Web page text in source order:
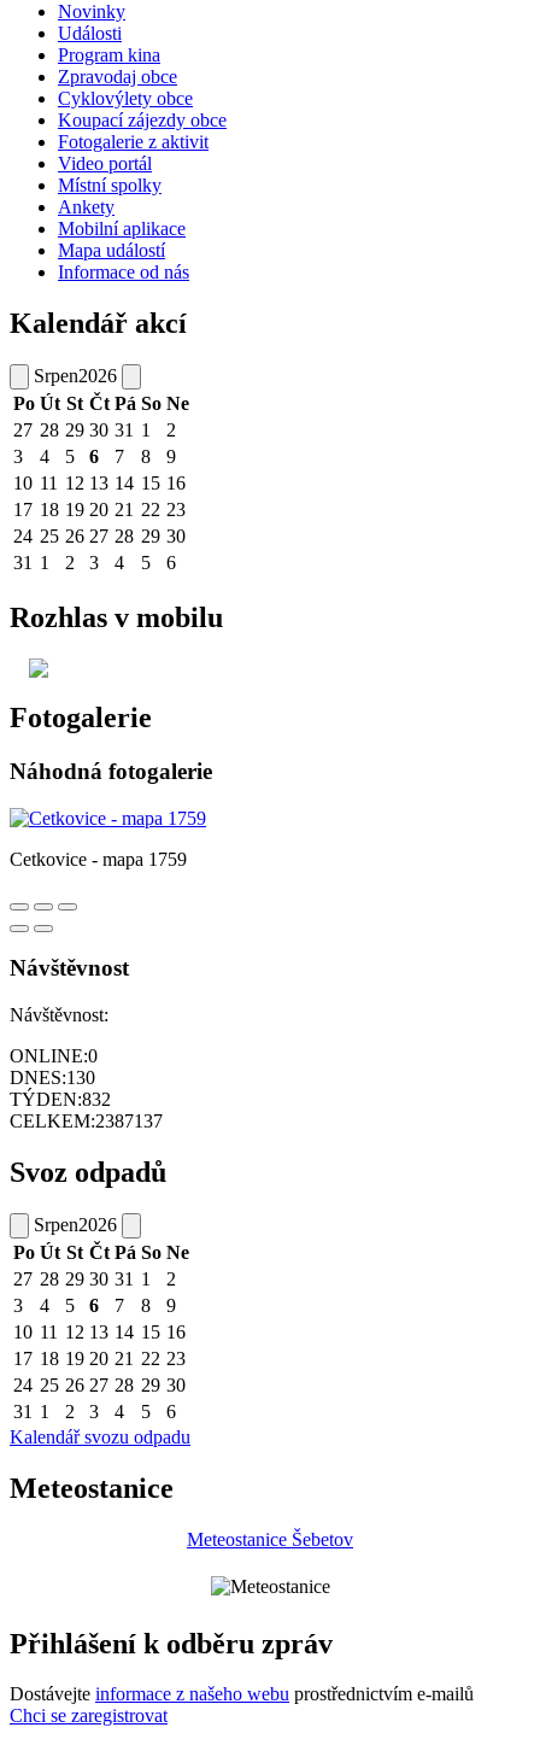
Novinky
Události
Program kina
Zpravodaj obce
Cyklovýlety obce
Koupací zájezdy obce
Fotogalerie z aktivit
Video portál
Místní spolky
Ankety
Mobilní aplikace
Mapa událostí
Informace od nás
Kalendář akcí
Srpen2026
Po Út St Čt Pá So Ne
27 28 29 30 31 1
2
3
4 5 6 7 8
9
10 11 12 13 14 15 16
17 18 19 20 21 22 23
24 25 26 27 28 29 30
31 1 2 3 4 5 6
Rozhlas v mobilu
Fotogalerie
Náhodná fotogalerie
Cetkovice - mapa 1759
Návštěvnost
Návštěvnost:
ONLINE:0
DNES:130
TÝDEN:832
CELKEM:2387137
Svoz odpadů
Srpen2026
Po Út St Čt Pá So Ne
27 28 29 30 31 1
2
3
4 5 6 7 8
9
10 11 12 13 14 15 16
17 18 19 20 21 22 23
24 25 26 27 28 29 30
31 1 2 3 4 5
6
Kalendář svozu odpadu
Meteostanice
Meteostanice Šebetov
Přihlášení k odběru zpráv
Dostávejte informace z našeho webu prostřednictvím e-mailů
Chci se zaregistrovat